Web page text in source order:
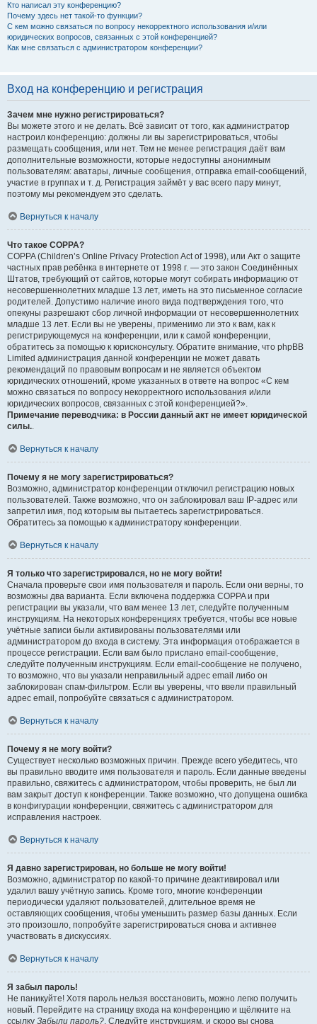
Кто написал эту конференцию?
Почему здесь нет такой-то функции?
С кем можно связаться по вопросу некорректного использования и/или
юридических вопросов, связанных с этой конференцией?
Как мне связаться с администратором конференции?
Вход на конференцию и регистрация
Зачем мне нужно регистрироваться?
Вы можете этого и не делать. Всё зависит от того, как администратор
настроил конференцию: должны ли вы зарегистрироваться, чтобы
размещать сообщения, или нет. Тем не менее регистрация даёт вам
дополнительные возможности, которые недоступны анонимным
пользователям: аватары, личные сообщения, отправка email-сообщений,
участие в группах и т. д. Регистрация займёт у вас всего пару минут,
поэтому мы рекомендуем это сделать.
Вернуться к началу
Что такое COPPA?
COPPA (Children’s Online Privacy Protection Act of 1998), или Акт о защите
частных прав ребёнка в интернете от 1998 г. — это закон Соединённых
Штатов, требующий от сайтов, которые могут собирать информацию от
несовершеннолетних младше 13 лет, иметь на это письменное согласие
родителей. Допустимо наличие иного вида подтверждения того, что
опекуны разрешают сбор личной информации от несовершеннолетних
младше 13 лет. Если вы не уверены, применимо ли это к вам, как к
регистрирующемуся на конференции, или к самой конференции,
обратитесь за помощью к юрисконсульту. Обратите внимание, что phpBB
Limited администрация данной конференции не может давать
рекомендаций по правовым вопросам и не является объектом
юридических отношений, кроме указанных в ответе на вопрос «С кем
можно связаться по вопросу некорректного использования и/или
юридических вопросов, связанных с этой конференцией?».
Примечание переводчика: в России данный акт не имеет юридической
силы..
Вернуться к началу
Почему я не могу зарегистрироваться?
Возможно, администратор конференции отключил регистрацию новых
пользователей. Также возможно, что он заблокировал ваш IP-адрес или
запретил имя, под которым вы пытаетесь зарегистрироваться.
Обратитесь за помощью к администратору конференции.
Вернуться к началу
Я только что зарегистрировался, но не могу войти!
Сначала проверьте свои имя пользователя и пароль. Если они верны, то
возможны два варианта. Если включена поддержка COPPA и при
регистрации вы указали, что вам менее 13 лет, следуйте полученным
инструкциям. На некоторых конференциях требуется, чтобы все новые
учётные записи были активированы пользователями или
администратором до входа в систему. Эта информация отображается в
процессе регистрации. Если вам было прислано email-сообщение,
следуйте полученным инструкциям. Если email-сообщение не получено,
то возможно, что вы указали неправильный адрес email либо он
заблокирован спам-фильтром. Если вы уверены, что ввели правильный
адрес email, попробуйте связаться с администратором.
Вернуться к началу
Почему я не могу войти?
Существует несколько возможных причин. Прежде всего убедитесь, что
вы правильно вводите имя пользователя и пароль. Если данные введены
правильно, свяжитесь с администратором, чтобы проверить, не был ли
вам закрыт доступ к конференции. Также возможно, что допущена ошибка
в конфигурации конференции, свяжитесь с администратором для
исправления настроек.
Вернуться к началу
Я давно зарегистрирован, но больше не могу войти!
Возможно, администратор по какой-то причине деактивировал или
удалил вашу учётную запись. Кроме того, многие конференции
периодически удаляют пользователей, длительное время не
оставляющих сообщения, чтобы уменьшить размер базы данных. Если
это произошло, попробуйте зарегистрироваться снова и активнее
участвовать в дискуссиях.
Вернуться к началу
Я забыл пароль!
Не паникуйте! Хотя пароль нельзя восстановить, можно легко получить
новый. Перейдите на страницу входа на конференцию и щёлкните на
ссылку Забыли пароль?. Следуйте инструкциям, и скоро вы снова